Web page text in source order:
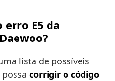
erro E5 da
lista de possíveis
corrigir o código